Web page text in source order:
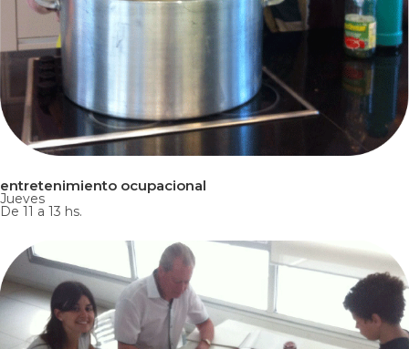
entretenimiento ocupacional
Jueves
De 11 a 13 hs.